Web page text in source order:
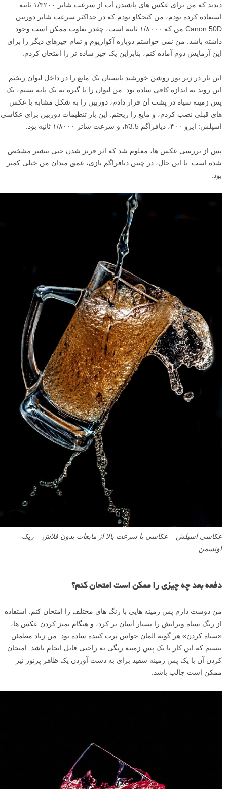
دیدید که من برای عکس های پاشیدن آب از سرعت شاتر ۱/۳۲۰۰ ثانیه
استفاده کرده بودم، من کنجکاو بودم که در حداکثر سرعت شاتر دوربین
Canon 50D من که ۱/۸۰۰۰ ثانیه است، چقدر تفاوت ممکن است وجود
داشته باشد. من نمی خواستم دوباره آکواریوم و تمام چیزهای دیگر را برای
این آزمایش دوم آماده کنم، بنابراین یک چیز ساده تر را امتحان کردم.
این بار در زیر نور روشن خورشید تابستان یک مایع را در داخل لیوان ریختم.
این روند به اندازه کافی ساده بود. من لیوان را با گیره به یک پایه بستم، یک
پس زمینه سیاه در پشت آن قرار دادم، دوربین را به شکل مشابه با عکس
های قبلی نصب کردم، و مایع را ریختم. این بار تنظیمات دوربین برای عکاسی
اسپلش: ایزو ۴۰۰، دیافراگم f/3.5، و سرعت شاتر ۱/۸۰۰۰ ثانیه بود.
پس از بررسی عکس ها، معلوم شد که اثر فریز شدن حتی بیشتر مشخص
شده است. با این حال، در چنین دیافراگم بازی، عمق میدان من خیلی کمتر
بود.
عکاسی اسپلش – عکاسی با سرعت بالا از مایعات بدون فلاش – ریک
اونسمن
دفعه بعد چه چیزی را ممکن است امتحان کنم؟
من دوست دارم پس زمینه هایی با رنگ های مختلف را امتحان کنم. استفاده
از رنگ سیاه ویرایش را بسیار آسان تر کرد، و هنگام تمیز کردن عکس ها،
«سیاه کردن» هر گونه المان حواس پرت کننده ساده بود. من زیاد مطمئن
نیستم که این کار با یک پس زمینه رنگی به راحتی قابل انجام باشد. امتحان
کردن آن با یک پس زمینه سفید برای به دست آوردن یک ظاهر پرنور نیز
ممکن است جالب باشد.